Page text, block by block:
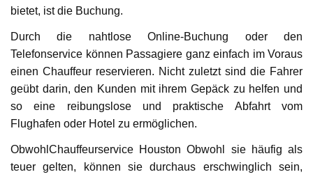
bietet, ist die Buchung.
Durch die nahtlose Online-Buchung oder den
Telefonservice können Passagiere ganz einfach im Voraus
einen Chauffeur reservieren. Nicht zuletzt sind die Fahrer
geübt darin, den Kunden mit ihrem Gepäck zu helfen und
so eine reibungslose und praktische Abfahrt vom
Flughafen oder Hotel zu ermöglichen.
ObwohlChauffeurservice Houston Obwohl sie häufig als
teuer gelten, können sie durchaus erschwinglich sein,